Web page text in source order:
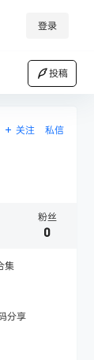
登录
投稿
关注 私信
粉丝
0
集
分享